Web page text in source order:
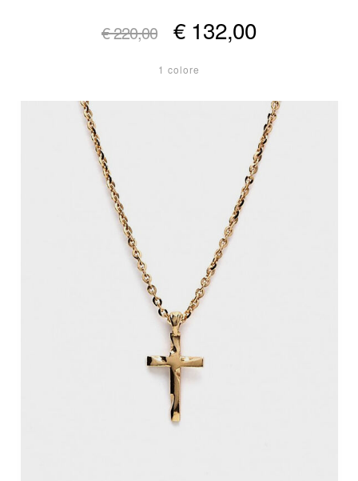
€ 220,00 € 132,00
1 colore